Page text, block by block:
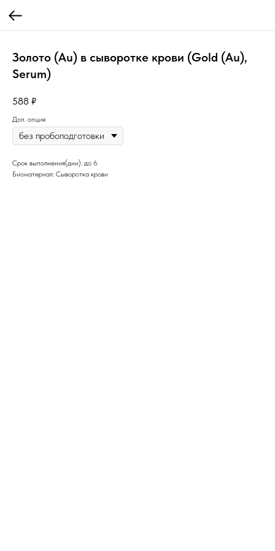
Золото (Au) в сыворотке крови (Gold (Au),
Serum)
588 ₽
Доп. опция
Срок выполнения(дни): до 6
Биоматериал: Сыворотка крови